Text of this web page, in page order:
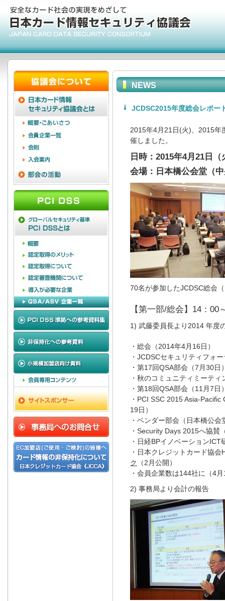
NEWS
JCDSC2015年度総会レポー
2015年4月21日(火)、2015年
催しました。
日時：2015年4月21日（
会場：日本橋公会堂（
70名が参加したJCDSC総会
【第一部/総会】14：00
1) 武藤委員長より2014 年度
・総会（2014年4月16日）
・JCDSCセキュリティフォ
・第17回QSA部会（7月30日
・秋のコミュニティミーテ
・第18回QSA部会（11月7日
・PCI SSC 2015 Asia-
19日）
・ベンダー部会（日本橋公
・Security Days 2015へ協賛
・日経BPイノベーション
・日本クレジットカード協会
ク
（2月公開）
・会員企業数は144社に（4
2) 事務局より会計の報告